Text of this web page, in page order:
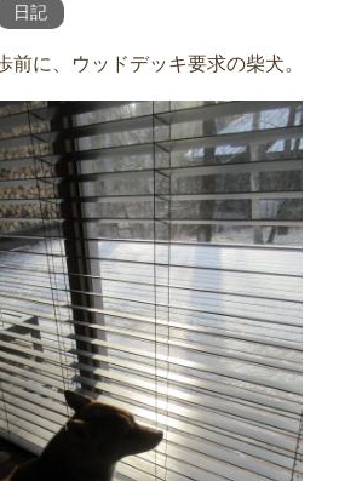
日記
前に、ウッドデッキ要求の柴犬。